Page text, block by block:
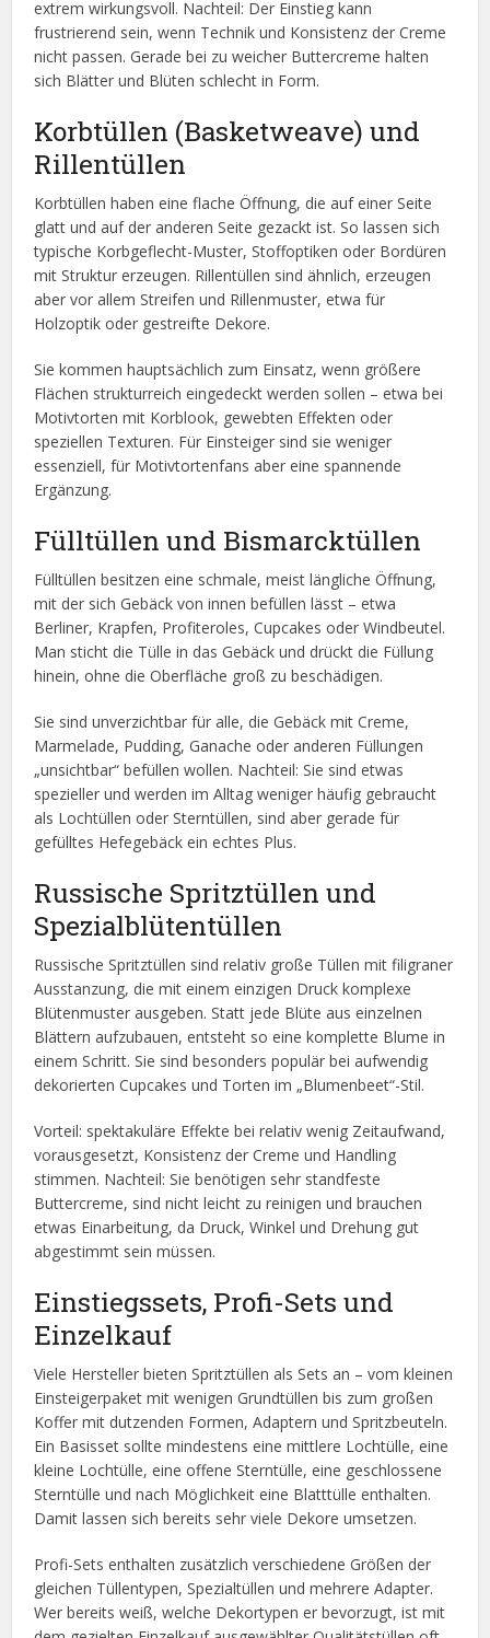
extrem wirkungsvoll. Nachteil: Der Einstieg kann
frustrierend sein, wenn Technik und Konsistenz der Creme
nicht passen. Gerade bei zu weicher Buttercreme halten
sich Blätter und Blüten schlecht in Form.
Korbtüllen (Basketweave) und
Rillentüllen
Korbtüllen haben eine flache Öffnung, die auf einer Seite
glatt und auf der anderen Seite gezackt ist. So lassen sich
typische Korbgeflecht-Muster, Stoffoptiken oder Bordüren
mit Struktur erzeugen. Rillentüllen sind ähnlich, erzeugen
aber vor allem Streifen und Rillenmuster, etwa für
Holzoptik oder gestreifte Dekore.
Sie kommen hauptsächlich zum Einsatz, wenn größere
Flächen strukturreich eingedeckt werden sollen – etwa bei
Motivtorten mit Korblook, gewebten Effekten oder
speziellen Texturen. Für Einsteiger sind sie weniger
essenziell, für Motivtortenfans aber eine spannende
Ergänzung.
Fülltüllen und Bismarcktüllen
Fülltüllen besitzen eine schmale, meist längliche Öffnung,
mit der sich Gebäck von innen befüllen lässt – etwa
Berliner, Krapfen, Profiteroles, Cupcakes oder Windbeutel.
Man sticht die Tülle in das Gebäck und drückt die Füllung
hinein, ohne die Oberfläche groß zu beschädigen.
Sie sind unverzichtbar für alle, die Gebäck mit Creme,
Marmelade, Pudding, Ganache oder anderen Füllungen
„unsichtbar“ befüllen wollen. Nachteil: Sie sind etwas
spezieller und werden im Alltag weniger häufig gebraucht
als Lochtüllen oder Sterntüllen, sind aber gerade für
gefülltes Hefegebäck ein echtes Plus.
Russische Spritztüllen und
Spezialblütentüllen
Russische Spritztüllen sind relativ große Tüllen mit filigraner
Ausstanzung, die mit einem einzigen Druck komplexe
Blütenmuster ausgeben. Statt jede Blüte aus einzelnen
Blättern aufzubauen, entsteht so eine komplette Blume in
einem Schritt. Sie sind besonders populär bei aufwendig
dekorierten Cupcakes und Torten im „Blumenbeet“-Stil.
Vorteil: spektakuläre Effekte bei relativ wenig Zeitaufwand,
vorausgesetzt, Konsistenz der Creme und Handling
stimmen. Nachteil: Sie benötigen sehr standfeste
Buttercreme, sind nicht leicht zu reinigen und brauchen
etwas Einarbeitung, da Druck, Winkel und Drehung gut
abgestimmt sein müssen.
Einstiegssets, Profi-Sets und
Einzelkauf
Viele Hersteller bieten Spritztüllen als Sets an – vom kleinen
Einsteigerpaket mit wenigen Grundtüllen bis zum großen
Koffer mit dutzenden Formen, Adaptern und Spritzbeuteln.
Ein Basisset sollte mindestens eine mittlere Lochtülle, eine
kleine Lochtülle, eine offene Sterntülle, eine geschlossene
Sterntülle und nach Möglichkeit eine Blatttülle enthalten.
Damit lassen sich bereits sehr viele Dekore umsetzen.
Profi-Sets enthalten zusätzlich verschiedene Größen der
gleichen Tüllentypen, Spezialtüllen und mehrere Adapter.
Wer bereits weiß, welche Dekortypen er bevorzugt, ist mit